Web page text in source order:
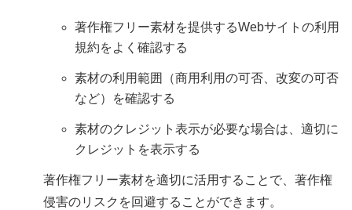
著作権フリー素材を提供するWebサイトの利用
規約をよく確認する
素材の利用範囲（商用利用の可否、改変の可否
など）を確認する
素材のクレジット表示が必要な場合は、適切に
クレジットを表示する
著作権フリー素材を適切に活用することで、著作権
侵害のリスクを回避することができます。